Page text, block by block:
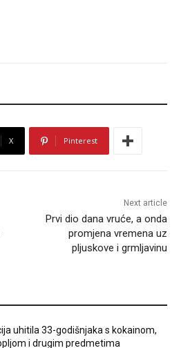
X Pinterest
Next article
Prvi dio dana vruće, a onda
promjena vremena uz
pljuskove i grmljavinu
uhitila 33-godišnjaka s kokainom,
i drugim predmetima